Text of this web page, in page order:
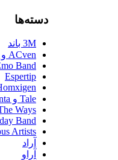
دسته‌ها
ACven و TEYHO
Emo Band
Espertip
Homxigen
Tale و Xanta
The Ways
Today Band
Various Artists